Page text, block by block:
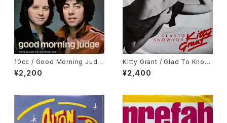
10cc / Good Morning Judg
e
¥2,200
Kitty Grant / Glad To Know
You
¥2,400